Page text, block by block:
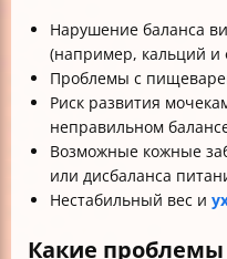
Нарушение баланса
(например, кальций и
Проблемы с
Риск развития
неправильном
Возможные кожные
или дисбаланса
Нестабильный вес и
Какие проблемы